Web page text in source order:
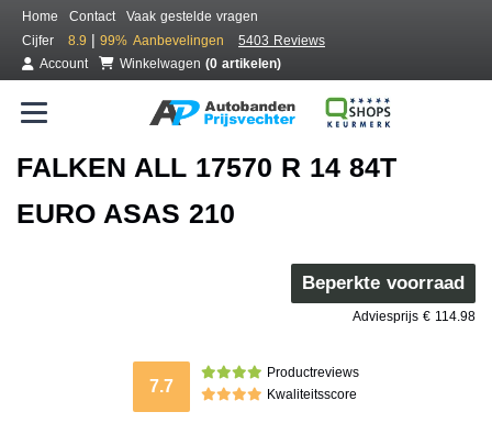
Home Contact
Vaak gestelde vragen
Cijfer
8.9 | 99% Aanbevelingen
5403 Reviews
Account
Winkelwagen (0 artikelen)
FALKEN ALL 17570 R 14 84T
EURO ASAS 210
Beperkte voorraad
Adviesprijs € 114.98
7.7
Productreviews
Kwaliteitsscore